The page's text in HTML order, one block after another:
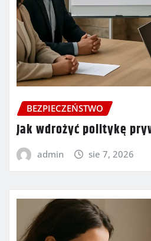
BEZPIECZEŃSTWO
Jak wdrożyć politykę
admin sie 7, 2026